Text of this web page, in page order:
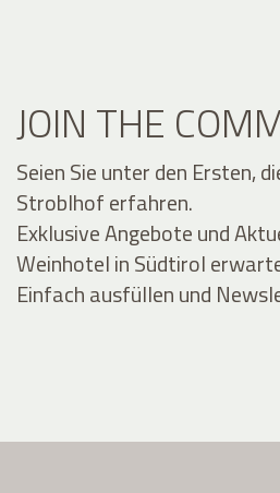
JOIN THE
Seien Sie unter den Ersten,
Stroblhof erfahren.
Exklusive Angebote und
Weinhotel in Südtirol
Einfach ausfüllen und